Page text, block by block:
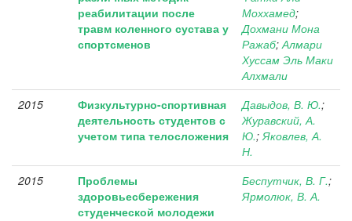
реабилитации после
травм коленного сустава у
спортсменов
Моххамед;
Дохмани Мона
Ражаб;Алмари
Хуссам Эль Маки
Алхмали
2015
Физкультурно-спортивная
деятельность студентов с
учетом типа телосложения
Давыдов, В. Ю.;
Журавский, А.
Ю.;Яковлев, А.
Н.
2015
Проблемы
здоровьесбережения
студенческой молодежи
Беспутчик, В. Г.;
Ярмолюк, В. А.